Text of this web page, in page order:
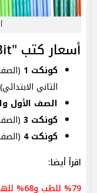
أسعار كتب "Bit by Bit"
كونكت 1
الثاني الابتدائي): 95
الصف الأول
كونكت 3
(الصف
كونكت 4 (الصف
اقرأ أيضا:
%79